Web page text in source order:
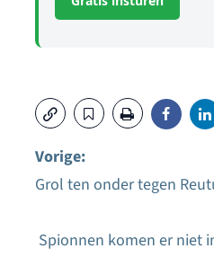
navigatie
Vorige:
Grol ten onder tegen
Spionnen komen er niet